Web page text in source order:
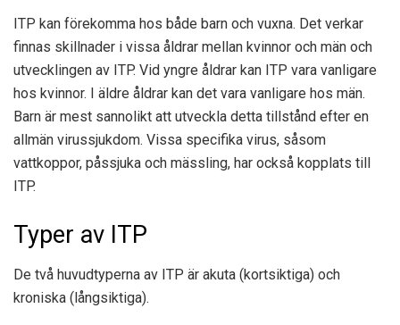
ITP kan förekomma hos både barn och vuxna. Det verkar
finnas skillnader i vissa åldrar mellan kvinnor och män och
utvecklingen av ITP. Vid yngre åldrar kan ITP vara vanligare
hos kvinnor. I äldre åldrar kan det vara vanligare hos män.
Barn är mest sannolikt att utveckla detta tillstånd efter en
allmän virussjukdom. Vissa specifika virus, såsom
vattkoppor, påssjuka och mässling, har också kopplats till
ITP.
Typer av ITP
De två huvudtyperna av ITP är akuta (kortsiktiga) och
kroniska (långsiktiga).